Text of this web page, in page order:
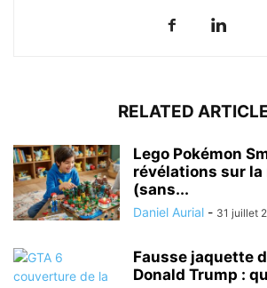
RELATED
Lego Pokémon
révélations sur
(sans...
Daniel Aurial - 31 juillet
Fausse jaquette
Donald Trump :